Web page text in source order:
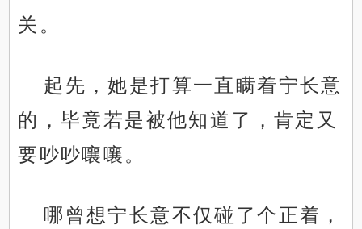
关。
起先，她是打算一直瞒着宁长意
的，毕竟若是被他知道了，肯定又
要吵吵嚷嚷。
哪曾想宁长意不仅碰了个正着，